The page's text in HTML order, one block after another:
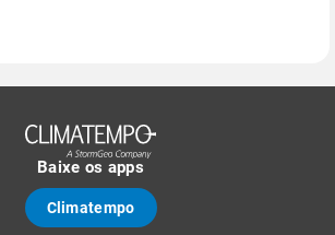
Baixe os apps
Climatempo